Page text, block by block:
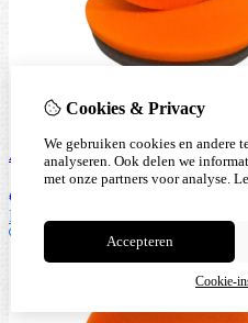
Autochem Thermopad -
€
Bestellen
Cookies & Privacy
We gebruiken cookies en andere
analyseren. Ook delen we
met onze partners voor analyse.
Accepteren
Cookie-